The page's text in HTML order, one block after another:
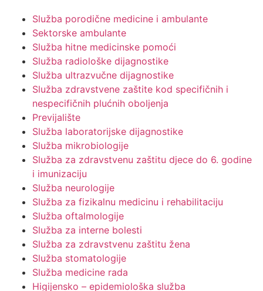
Služba porodične medicine i ambulante
Sektorske ambulante
Služba hitne medicinske pomoći
Služba radiološke dijagnostike
Služba ultrazvučne dijagnostike
Služba zdravstvene zaštite kod specifičnih i
nespecifičnih plućnih oboljenja
Previjalište
Služba laboratorijske dijagnostike
Služba mikrobiologije
Služba za zdravstvenu zaštitu djece do 6. godine
i imunizaciju
Služba neurologije
Služba za fizikalnu medicinu i rehabilitaciju
Služba oftalmologije
Služba za interne bolesti
Služba za zdravstvenu zaštitu žena
Služba stomatologije
Služba medicine rada
Higijensko – epidemiološka služba